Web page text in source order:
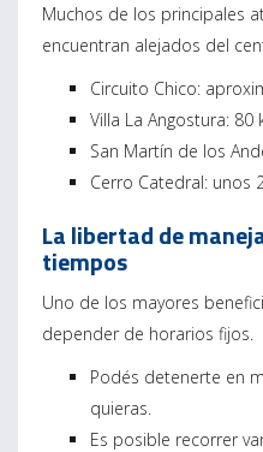
Muchos de los principales
encuentran alejados del
Circuito Chico:
Villa La Angostura: 80
San Martín de los
Cerro Catedral: unos
La libertad de
tiempos
Uno de los mayores
depender de horarios fijos.
Podés detenerte en
quieras.
Es posible recorrer